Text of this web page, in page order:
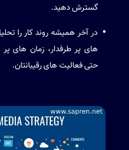
گسترش دهید.
در آخر همیشه روند کار را
های پر طرفدار، زمان های پر
حتی فعالیت های رقیبانتان.